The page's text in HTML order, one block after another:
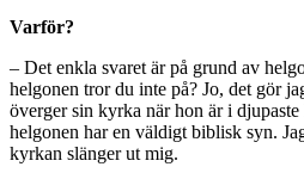
Varför?
– Det enkla svaret är på grund av
helgonen tror du inte på? Jo, det gör
överger sin kyrka när hon är i
helgonen har en väldigt biblisk syn.
kyrkan slänger ut mig.